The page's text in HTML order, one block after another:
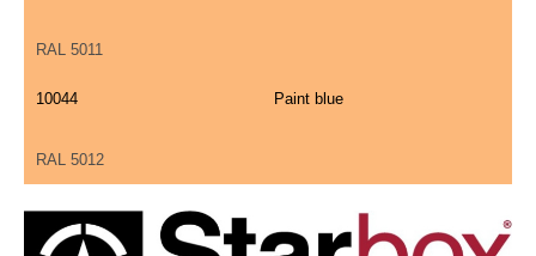
RAL 5011
10044 Paint blue
RAL 5012